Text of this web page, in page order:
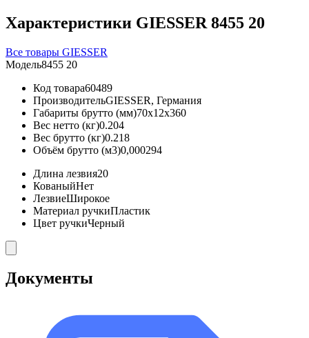
Характеристики GIESSER 8455 20
Все товары GIESSER
Модель8455 20
Код товара60489
ПроизводительGIESSER, Германия
Габариты брутто (мм)70x12x360
Вес нетто (кг)0.204
Вес брутто (кг)0.218
Объём брутто (м3)0,000294
Длина лезвия20
КованыйНет
ЛезвиеШирокое
Материал ручкиПластик
Цвет ручкиЧерный
Документы